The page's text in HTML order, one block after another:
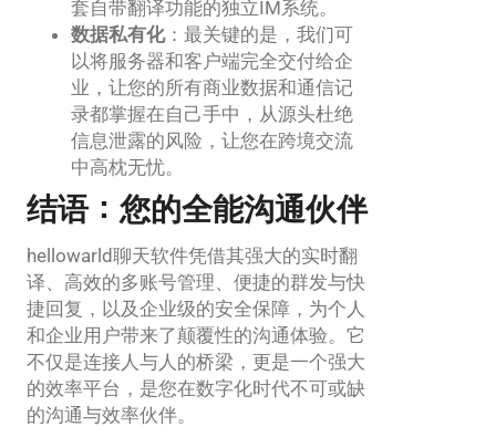
套自带翻译功能的独立IM系统。
数据私有化：最关键的是，我们可
以将服务器和客户端完全交付给企
业，让您的所有商业数据和通信记
录都掌握在自己手中，从源头杜绝
信息泄露的风险，让您在跨境交流
中高枕无忧。
结语：您的全能沟通伙伴
hellowarld聊天软件凭借其强大的实时翻
译、高效的多账号管理、便捷的群发与快
捷回复，以及企业级的安全保障，为个人
和企业用户带来了颠覆性的沟通体验。它
不仅是连接人与人的桥梁，更是一个强大
的效率平台，是您在数字化时代不可或缺
的沟通与效率伙伴。